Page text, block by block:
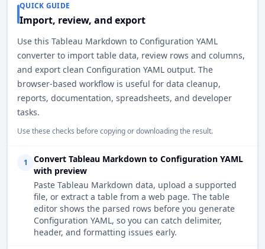
QUICK GUIDE
Import, review, and export
Use this Tableau Markdown to Configuration YAML
converter to import table data, review rows and columns,
and export clean Configuration YAML output. The
browser-based workflow is useful for data cleanup,
reports, documentation, spreadsheets, and developer
tasks.
Use these checks before copying or downloading the result.
1
Convert Tableau Markdown to Configuration YAML
with preview
Paste Tableau Markdown data, upload a supported
file, or extract a table from a web page. The table
editor shows the parsed rows before you generate
Configuration YAML, so you can catch delimiter,
header, and formatting issues early.